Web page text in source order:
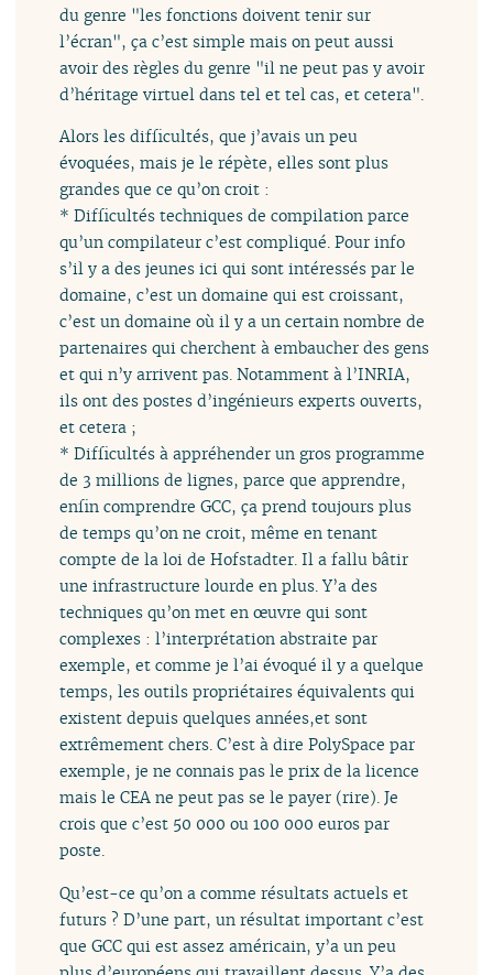
du genre "les fonctions doivent tenir sur
l’écran", ça c’est simple mais on peut aussi
avoir des règles du genre "il ne peut pas y avoir
d’héritage virtuel dans tel et tel cas, et cetera".
Alors les difficultés, que j’avais un peu
évoquées, mais je le répète, elles sont plus
grandes que ce qu’on croit :
* Difficultés techniques de compilation parce
qu’un compilateur c’est compliqué. Pour info
s’il y a des jeunes ici qui sont intéressés par le
domaine, c’est un domaine qui est croissant,
c’est un domaine où il y a un certain nombre de
partenaires qui cherchent à embaucher des gens
et qui n’y arrivent pas. Notamment à l’INRIA,
ils ont des postes d’ingénieurs experts ouverts,
et cetera ;
* Difficultés à appréhender un gros programme
de 3 millions de lignes, parce que apprendre,
enfin comprendre GCC, ça prend toujours plus
de temps qu’on ne croit, même en tenant
compte de la loi de Hofstadter. Il a fallu bâtir
une infrastructure lourde en plus. Y’a des
techniques qu’on met en œuvre qui sont
complexes : l’interprétation abstraite par
exemple, et comme je l’ai évoqué il y a quelque
temps, les outils propriétaires équivalents qui
existent depuis quelques années,et sont
extrêmement chers. C’est à dire PolySpace par
exemple, je ne connais pas le prix de la licence
mais le CEA ne peut pas se le payer (rire). Je
crois que c’est 50 000 ou 100 000 euros par
poste.
Qu’est-ce qu’on a comme résultats actuels et
futurs ? D’une part, un résultat important c’est
que GCC qui est assez américain, y’a un peu